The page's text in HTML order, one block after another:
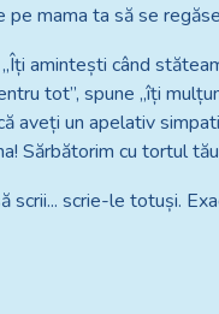
mama ta să se
„Îți amintești când
tot”, spune „îți
aveți un apelativ
Sărbătorim cu tortul
scrii... scrie-le totuși.